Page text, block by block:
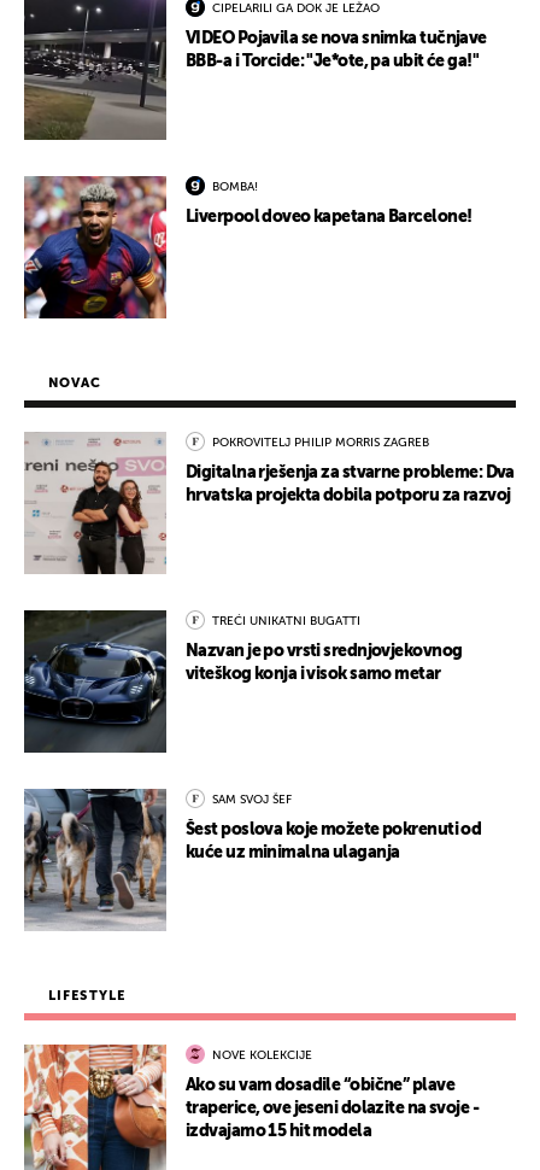
CIPELARILI GA DOK JE LEŽAO
VIDEO Pojavila se nova snimka tučnjave
BBB-a i Torcide: "Je*ote, pa ubit će ga!"
BOMBA!
Liverpool doveo kapetana Barcelone!
NOVAC
POKROVITELJ PHILIP MORRIS ZAGREB
Digitalna rješenja za stvarne probleme: Dva
hrvatska projekta dobila potporu za razvoj
TREĆI UNIKATNI BUGATTI
Nazvan je po vrsti srednjovjekovnog
viteškog konja i visok samo metar
SAM SVOJ ŠEF
Šest poslova koje možete pokrenuti od
kuće uz minimalna ulaganja
LIFESTYLE
NOVE KOLEKCIJE
Ako su vam dosadile “obične” plave
traperice, ove jeseni dolazite na svoje -
izdvajamo 15 hit modela